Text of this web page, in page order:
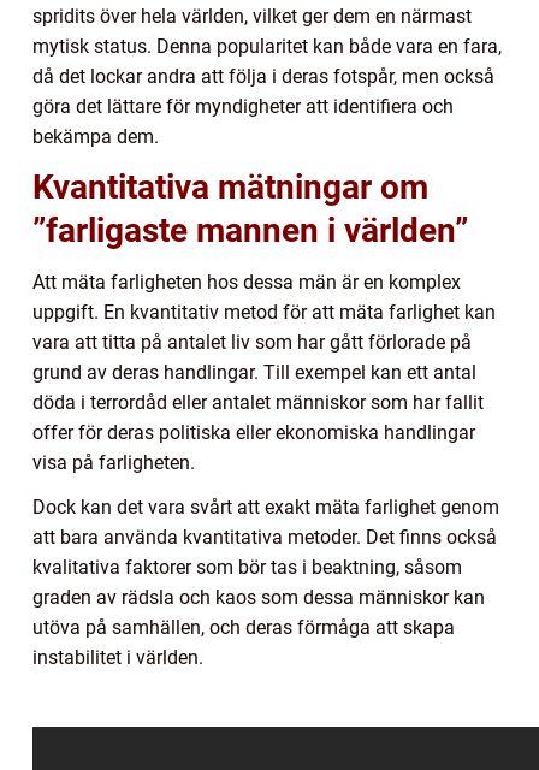
spridits över hela världen, vilket ger dem en närmast
mytisk status. Denna popularitet kan både vara en fara,
då det lockar andra att följa i deras fotspår, men också
göra det lättare för myndigheter att identifiera och
bekämpa dem.
Kvantitativa mätningar om
”farligaste mannen i världen”
Att mäta farligheten hos dessa män är en komplex
uppgift. En kvantitativ metod för att mäta farlighet kan
vara att titta på antalet liv som har gått förlorade på
grund av deras handlingar. Till exempel kan ett antal
döda i terrordåd eller antalet människor som har fallit
offer för deras politiska eller ekonomiska handlingar
visa på farligheten.
Dock kan det vara svårt att exakt mäta farlighet genom
att bara använda kvantitativa metoder. Det finns också
kvalitativa faktorer som bör tas i beaktning, såsom
graden av rädsla och kaos som dessa människor kan
utöva på samhällen, och deras förmåga att skapa
instabilitet i världen.